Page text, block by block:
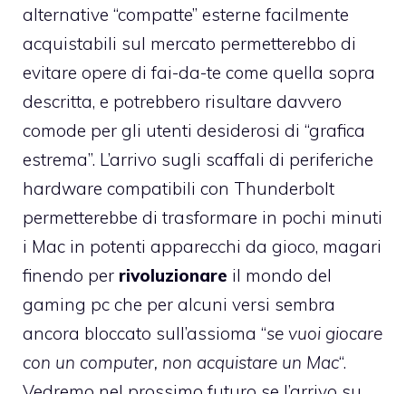
alternative “compatte” esterne facilmente
acquistabili sul mercato permetterebbo di
evitare opere di fai-da-te come quella sopra
descritta, e potrebbero risultare davvero
comode per gli utenti desiderosi di “grafica
estrema”. L’arrivo sugli scaffali di periferiche
hardware compatibili con Thunderbolt
permetterebbe di trasformare in pochi minuti
i Mac in potenti apparecchi da gioco, magari
finendo per rivoluzionare il mondo del
gaming pc che per alcuni versi sembra
ancora bloccato sull’assioma “se vuoi giocare
con un computer, non acquistare un Mac“.